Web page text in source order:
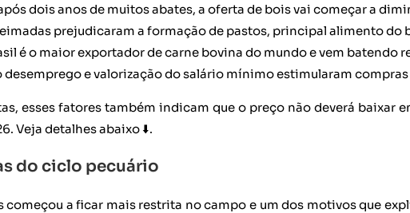
dois anos de muitos abates, a oferta de bois vai começar a
prejudicaram a formação de pastos, principal alimento do
é o maior exportador de carne bovina do mundo e vem batendo
desemprego e valorização do salário mínimo estimularam compras
esses fatores também indicam que o preço não deverá baixar
Veja detalhes abaixo ⬇️.
do ciclo pecuário
começou a ficar mais restrita no campo e um dos motivos que